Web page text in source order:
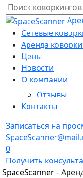
Сетевые
Аренда
Цены
Новости
О компании
Отзывы
Контакты
Записаться на
0
Получить
SpaceScanner -